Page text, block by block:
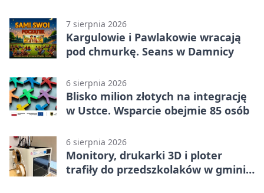
7 sierpnia 2026
Kargulowie i Pawlakowie wracają
pod chmurkę. Seans w Damnicy
6 sierpnia 2026
Blisko milion złotych na integrację
w Ustce. Wsparcie obejmie 85 osób
6 sierpnia 2026
Monitory, drukarki 3D i ploter
trafiły do przedszkolaków w gminie